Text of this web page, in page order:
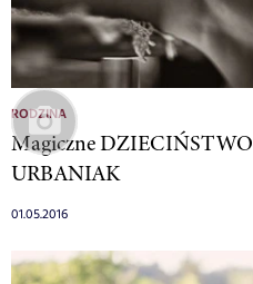
RODZINA
Magiczne
URBANIAK
01.05.2016